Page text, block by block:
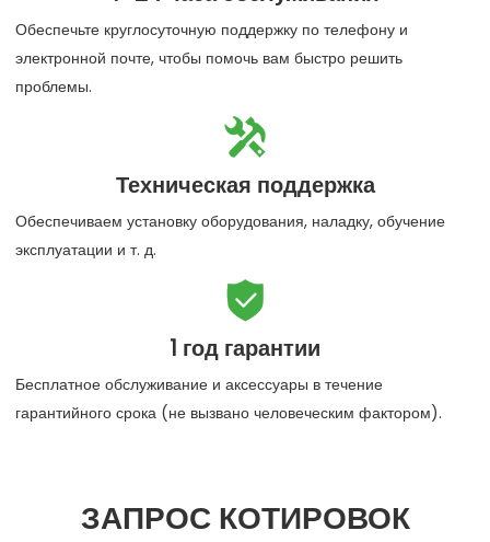
Обеспечьте круглосуточную поддержку по телефону и
электронной почте, чтобы помочь вам быстро решить
проблемы.

Техническая поддержка
Обеспечиваем установку оборудования, наладку, обучение
эксплуатации и т. д.

1 год гарантии
Бесплатное обслуживание и аксессуары в течение
гарантийного срока (не вызвано человеческим фактором).
ЗАПРОС КОТИРОВОК